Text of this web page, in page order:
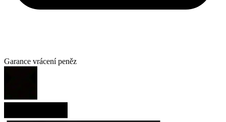
Garance vrácení peněz